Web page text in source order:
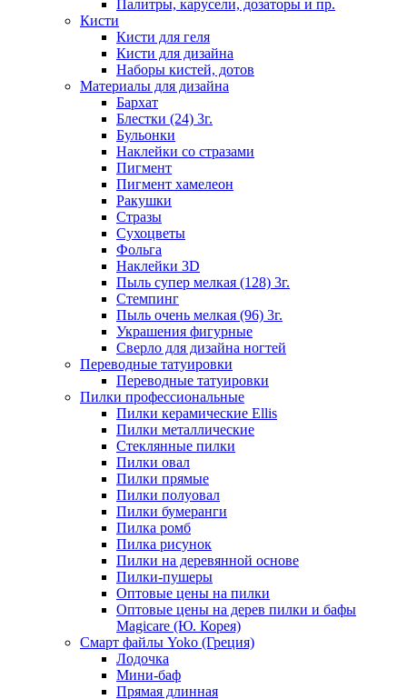
Палитры, карусели, дозаторы и пр.
Кисти
Кисти для геля
Кисти для дизайна
Наборы кистей, дотов
Материалы для дизайна
Бархат
Блестки (24) 3г.
Бульонки
Наклейки со стразами
Пигмент
Пигмент хамелеон
Ракушки
Стразы
Сухоцветы
Фольга
Наклейки 3D
Пыль супер мелкая (128) 3г.
Стемпинг
Пыль очень мелкая (96) 3г.
Украшения фигурные
Сверло для дизайна ногтей
Переводные татуировки
Переводные татуировки
Пилки профессиональные
Пилки керамические Ellis
Пилки металлические
Стеклянные пилки
Пилки овал
Пилки прямые
Пилки полуовал
Пилки бумеранги
Пилка ромб
Пилка рисунок
Пилки на деревянной основе
Пилки-пушеры
Оптовые цены на пилки
Оптовые цены на дерев пилки и бафы
Magicare (Ю. Корея)
Смарт файлы Yoko (Греция)
Лодочка
Мини-баф
Прямая длинная